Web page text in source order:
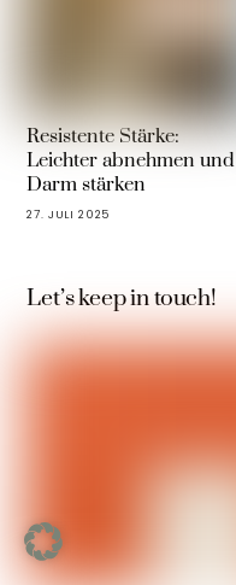
Resistente Stärke:
Leichter abnehmen und
Darm stärken
27. JULI 2025
Let’s keep in touch!